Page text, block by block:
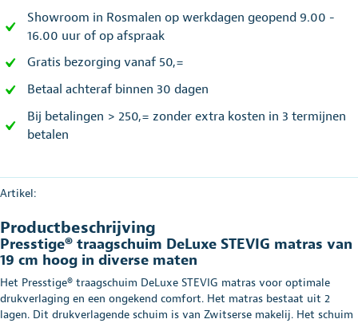
Showroom in Rosmalen op werkdagen geopend 9.00 -
16.00 uur of op afspraak
Gratis bezorging vanaf 50,=
Betaal achteraf binnen 30 dagen
Bij betalingen > 250,= zonder extra kosten in 3 termijnen
betalen
Artikel:
Productbeschrijving
Presstige® traagschuim DeLuxe STEVIG matras van
19 cm hoog in diverse maten
Het Presstige® traagschuim DeLuxe STEVIG matras voor optimale
drukverlaging en een ongekend comfort. Het matras bestaat uit 2
lagen. Dit drukverlagende schuim is van Zwitserse makelij. Het schuim